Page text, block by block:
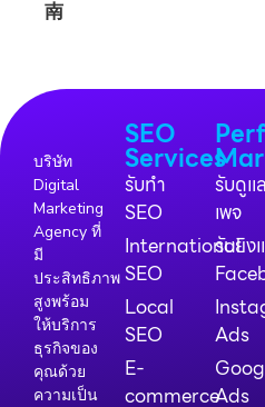
บริษัท
Digital
Marketing
Agency ที่
มี
ประสิทธิภาพ
สูงพร้อม
ให้บริการ
ธุรกิจของ
คุณด้วย
ความเป็น
SEO
Services
รับทำ
SEO
International
SEO
Local
SEO
E-
commerce
รับดูแล
เพจ
รับยิง
Ads
Ads